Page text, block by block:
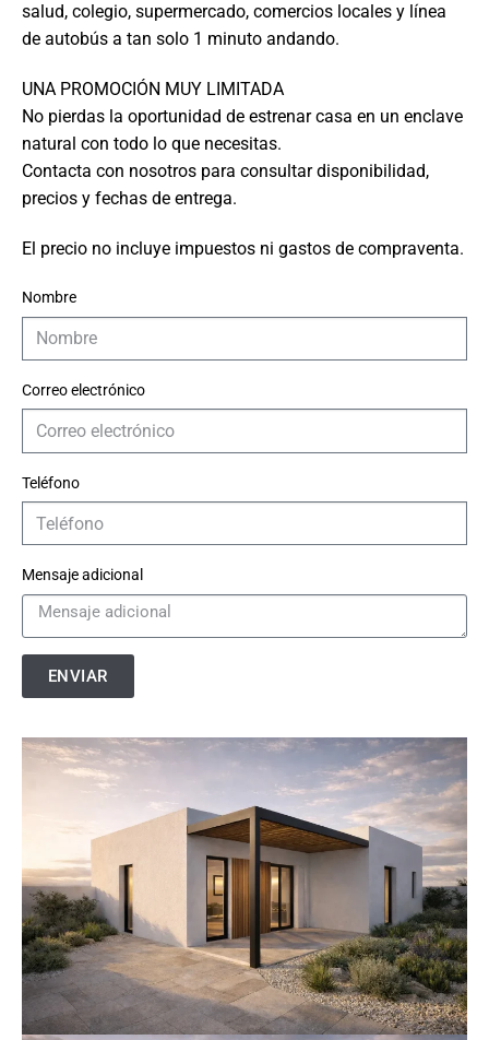
salud, colegio, supermercado, comercios locales y línea
de autobús a tan solo 1 minuto andando.
UNA PROMOCIÓN MUY LIMITADA
No pierdas la oportunidad de estrenar casa en un enclave
natural con todo lo que necesitas.
Contacta con nosotros para consultar disponibilidad,
precios y fechas de entrega.
El precio no incluye impuestos ni gastos de compraventa.
Nombre
Correo electrónico
Teléfono
Mensaje adicional
ENVIAR